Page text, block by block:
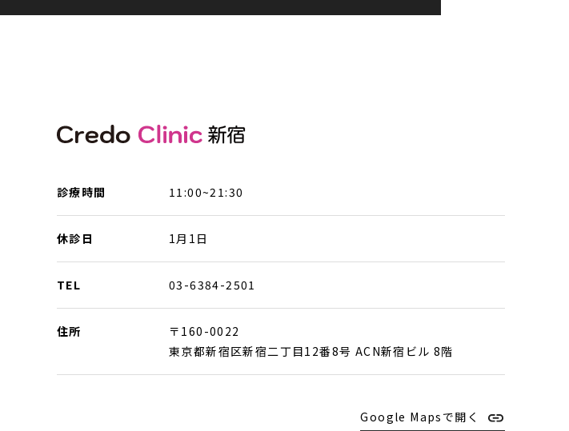
診療時間 11:00~21:30
休診日 1月1日
TEL 03-6384-2501
住所
〒160-0022
東京都新宿区新宿二丁目12番8号 ACN新宿ビル 8階
Google Mapsで開く